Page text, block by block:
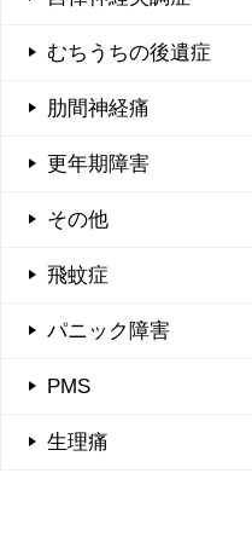
むちうちの後遺症
肋間神経痛
更年期障害
その他
飛蚊症
パニック障害
PMS
生理痛